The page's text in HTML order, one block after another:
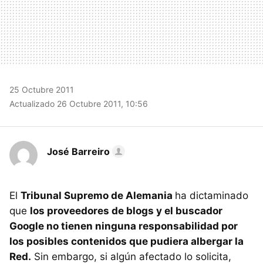
25 Octubre 2011
Actualizado 26 Octubre 2011, 10:56
José Barreiro
El Tribunal Supremo de Alemania ha dictaminado
que los proveedores de blogs y el buscador
Google no tienen ninguna responsabilidad por
los posibles contenidos que pudiera albergar la
Red. Sin embargo, si algún afectado lo solicita,